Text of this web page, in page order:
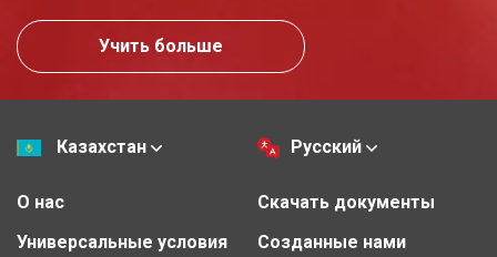
Учить больше
Казахстан Русский
О нас
Универсальные условия
Скачать документы
Созданные нами